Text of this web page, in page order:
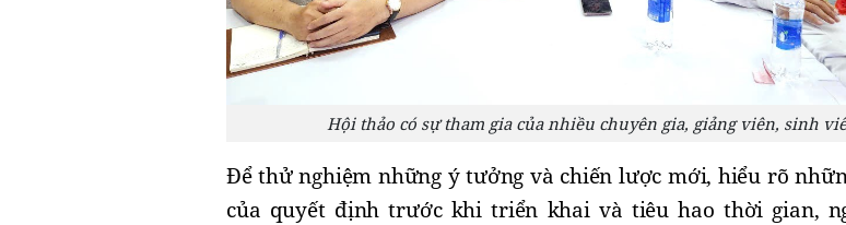
Hội thảo có sự tham gia của nhiều chuyên gia, giảng viên, sinh
Để thử nghiệm những ý tưởng và chiến lược mới, hiểu rõ
của quyết định trước khi triển khai và tiêu hao thời gian,